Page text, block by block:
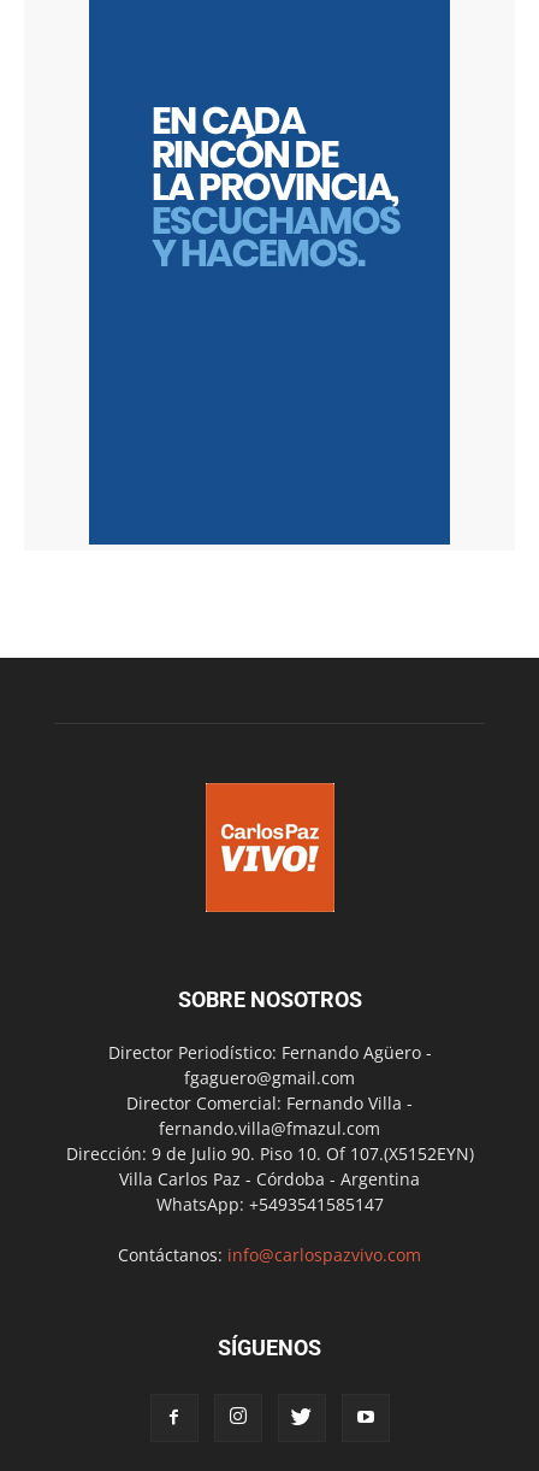
SOBRE NOSOTROS
Director Periodístico: Fernando Agüero -
fgaguero@gmail.com
Director Comercial: Fernando Villa -
fernando.villa@fmazul.com
Dirección: 9 de Julio 90. Piso 10. Of 107.(X5152EYN)
Villa Carlos Paz - Córdoba - Argentina
WhatsApp: +5493541585147
Contáctanos: info@carlospazvivo.com
SÍGUENOS